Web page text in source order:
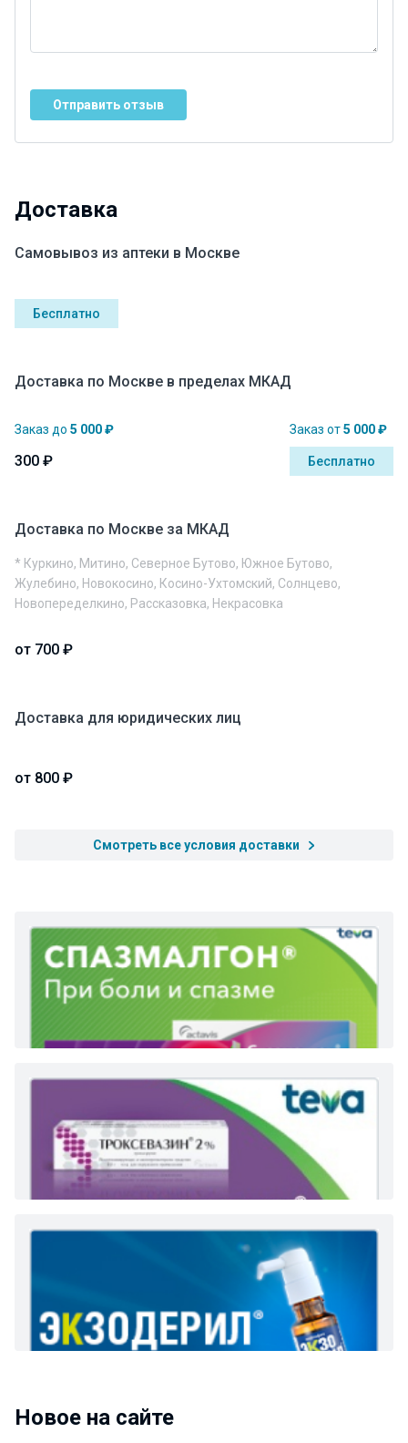
Отправить отзыв
Доставка
Самовывоз из аптеки в Москве
Бесплатно
Доставка по Москве в пределах МКАД
Заказ до 5 000 ₽
300 ₽
Заказ от5 000 ₽
Бесплатно
Доставка по Москве за МКАД
* Куркино, Митино, Северное Бутово, Южное Бутово,
Жулебино, Новокосино, Косино-Ухтомский, Солнцево,
Новопеределкино, Рассказовка, Некрасовка
от 700 ₽
Доставка для юридических лиц
от 800 ₽
Смотреть все условия доставки
Новое на сайте